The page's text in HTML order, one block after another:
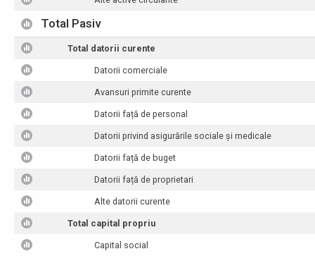
Total Pasiv
Total datorii curente
Datorii comerciale
Avansuri primite curente
Datorii față de personal
Datorii privind asigurările sociale și medicale
Datorii față de buget
Datorii față de proprietari
Alte datorii curente
Total capital propriu
Capital social